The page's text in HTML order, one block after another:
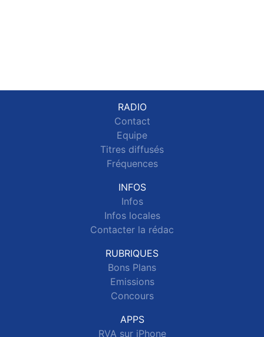
RADIO
Contact
Equipe
Titres diffusés
Fréquences
INFOS
Infos
Infos locales
Contacter la rédac
RUBRIQUES
Bons Plans
Emissions
Concours
APPS
RVA sur iPhone